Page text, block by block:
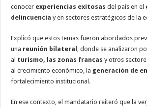
conocer experiencias exitosas del país en el
delincuencia y en sectores estratégicos de la
Explicó que estos temas fueron abordados
una reunión bilateral
, donde se analizaron
al turismo, las zonas francas y otros
al crecimiento económico, la generación de
fortalecimiento institucional.
En ese contexto, el mandatario reiteró que la